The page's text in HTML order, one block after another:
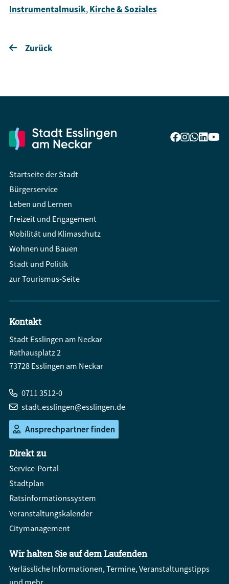
Instrumentalmusik,Kirche & Soziales
Zurück
Startseite der Stadt
Bürgerservice
Leben und Lernen
Freizeit und Engagement
Mobilität und Klimaschutz
Wohnen und Bauen
Stadt und Politik
zur Tourismus-Seite
Kontakt
Stadt Esslingen am Neckar
Rathausplatz 2
73728 Esslingen am Neckar
0711 3512-0
stadt.esslingen@esslingen.de
Ansprechpartner finden
Direkt zu
Service-Portal
Stadtplan
Ratsinformationssystem
Veranstaltungskalender
Citymanagement
Wir halten Sie auf dem Laufenden
Verlässliche Informationen, Termine, Veranstaltungstipps